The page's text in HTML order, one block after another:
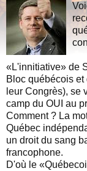
«L'innitiative» de
Bloc québécois
leur Congrès), se
camp du OUI au
Comment ? La
Québec
un droit du sang
francophone.
D'où le